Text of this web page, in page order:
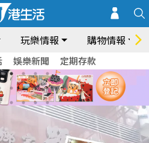
玩樂情報 購物情報
娛樂新聞 定期存款